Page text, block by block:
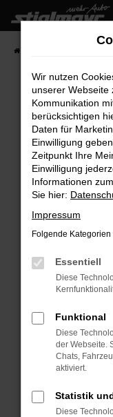
Zum
Hauptinhalt
springen
Fehler:
Beim Laden ist
Hier sind ein
Überprüfe
Laden
Manche
können das
verhindern.
Fenster?
Starte dein
Das kann
Probleme zu
Stelle
Wir nutzen
unserer Webseite
Kommunikation
berücksichtigen
Daten für
Einwilligung
Zeitpunkt Ihre
Einwilligung
Informationen
Sie hier:
Impressum
Folgende
Essentiell
Diese
Funktional
Diese
der Webseite.
Chats,
aktiviert.
Statistik
Diese